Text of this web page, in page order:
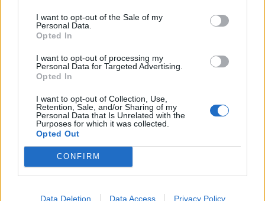
I want to opt-out of the Sale of my
Personal Data.
Opted In
I want to opt-out of processing my
Personal Data for Targeted Advertising.
Opted In
I want to opt-out of Collection, Use,
Retention, Sale, and/or Sharing of my
Personal Data that Is Unrelated with the
Purposes for which it was collected.
Opted Out
CONFIRM
Data Deletion Data Access Privacy Policy
Σιέλ
Σοκολατί
,
Σομόν Ιριδίζον
,
ΤΥΡΚΟΥΑΖ ΑΝΟΙΧΤΟ